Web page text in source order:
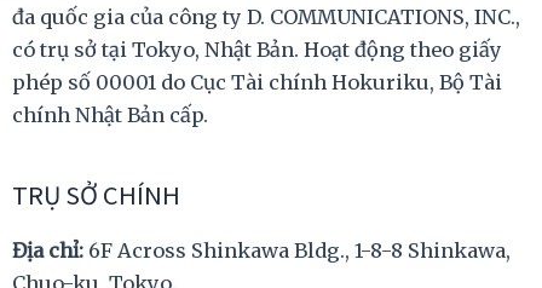
đa quốc gia của công ty D. COMMUNICATIONS, INC.,
có trụ sở tại Tokyo, Nhật Bản. Hoạt động theo giấy
phép số 00001 do Cục Tài chính Hokuriku, Bộ Tài
chính Nhật Bản cấp.
TRỤ SỞ CHÍNH
Địa chỉ: 6F Across Shinkawa Bldg., 1-8-8 Shinkawa,
Chuo-ku, Tokyo.